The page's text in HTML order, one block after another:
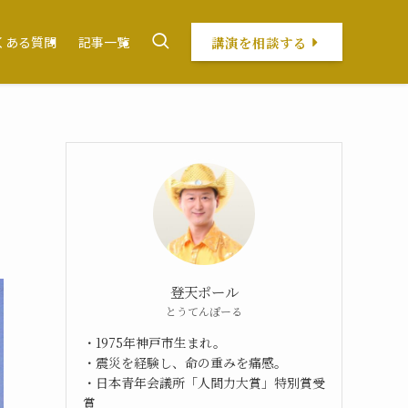
ある質問 記事一覧 講演を相談する
登天ポール
とうてんぽーる
・1975年神戸市生まれ。
・震災を経験し、命の重みを痛感。
・日本青年会議所「人間力大賞」特別賞受
賞